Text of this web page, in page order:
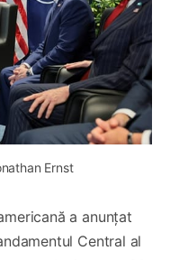
Ernst
a anunțat
Central al